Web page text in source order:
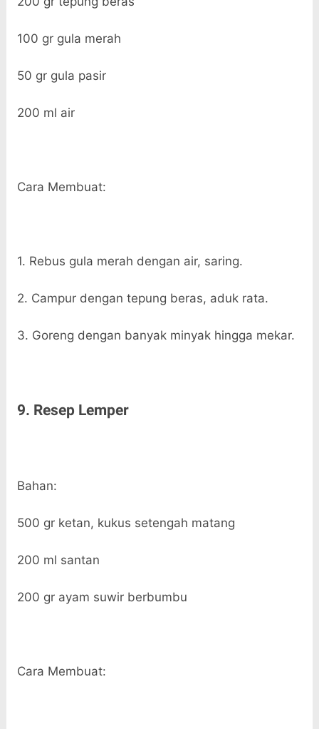
100 gr gula merah
50 gr gula pasir
200 ml air
Cara Membuat:
1. Rebus gula merah dengan air, saring.
2. Campur dengan tepung beras, aduk rata.
3. Goreng dengan banyak minyak hingga mekar.
9. Resep Lemper
Bahan:
500 gr ketan, kukus setengah matang
200 ml santan
200 gr ayam suwir berbumbu
Cara Membuat: